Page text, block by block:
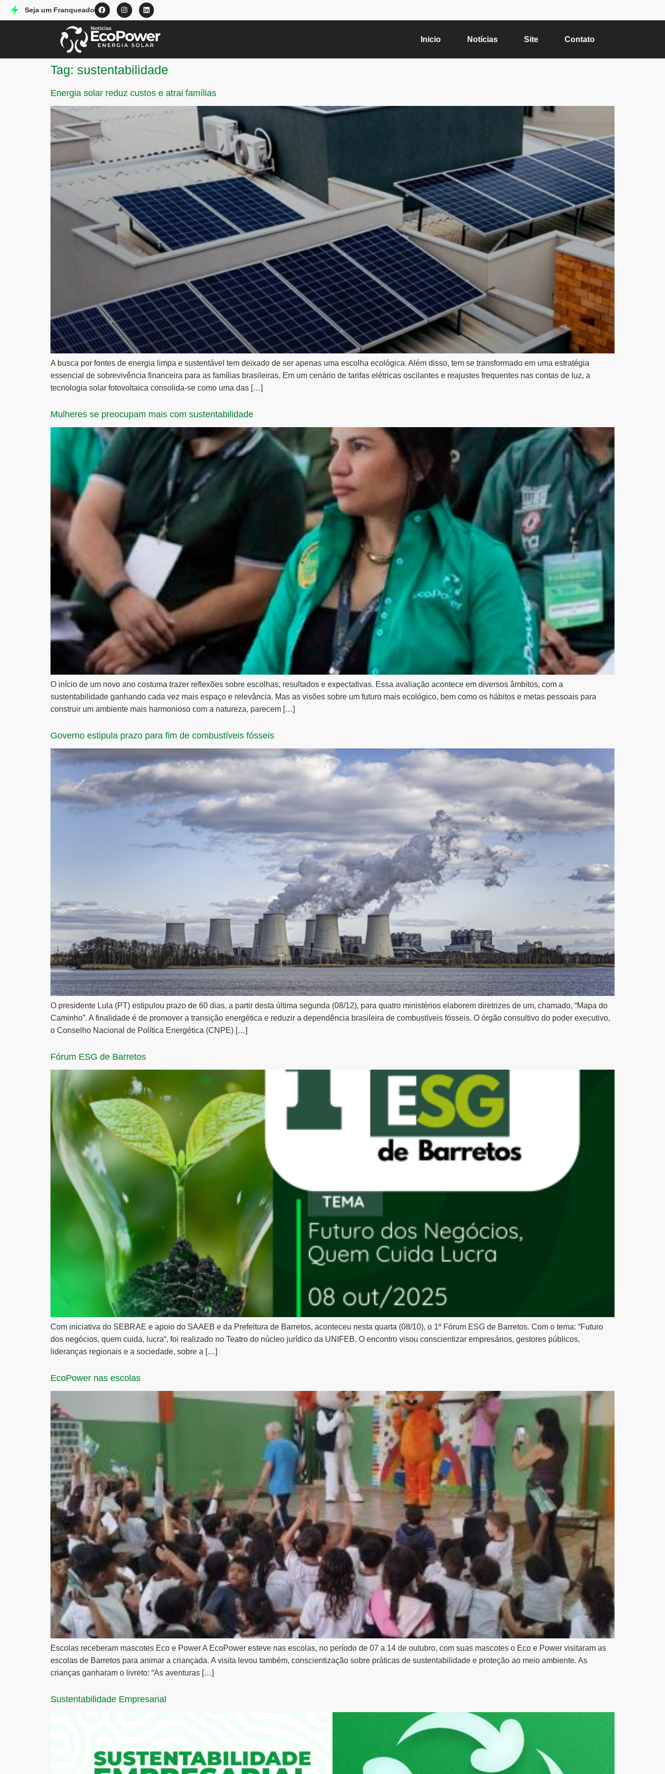
Seja um Franqueado
Inicio Notícias Site Contato
Tag: sustentabilidade
Energia solar reduz custos e atrai famílias
A busca por fontes de energia limpa e sustentável tem deixado de ser apenas uma escolha ecológica. Além disso, tem se transformado em uma estratégia
essencial de sobrevivência financeira para as famílias brasileiras. Em um cenário de tarifas elétricas oscilantes e reajustes frequentes nas contas de luz, a
tecnologia solar fotovoltaica consolida-se como uma das […]
Mulheres se preocupam mais com sustentabilidade
O início de um novo ano costuma trazer reflexões sobre escolhas, resultados e expectativas. Essa avaliação acontece em diversos âmbitos, com a
sustentabilidade ganhando cada vez mais espaço e relevância. Mas as visões sobre um futuro mais ecológico, bem como os hábitos e metas pessoais para
construir um ambiente mais harmonioso com a natureza, parecem […]
Governo estipula prazo para fim de combustíveis fósseis
O presidente Lula (PT) estipulou prazo de 60 dias, a partir desta última segunda (08/12), para quatro ministérios elaborem diretrizes de um, chamado, “Mapa do
Caminho”. A finalidade é de promover a transição energética e reduzir a dependência brasileira de combustíveis fósseis. O órgão consultivo do poder executivo,
o Conselho Nacional de Política Energética (CNPE) […]
Fórum ESG de Barretos
Com iniciativa do SEBRAE e apoio do SAAEB e da Prefeitura de Barretos, aconteceu nesta quarta (08/10), o 1º Fórum ESG de Barretos. Com o tema: “Futuro
dos negócios, quem cuida, lucra“, foi realizado no Teatro do núcleo jurídico da UNIFEB. O encontro visou conscientizar empresários, gestores públicos,
lideranças regionais e a sociedade, sobre a […]
EcoPower nas escolas
Escolas receberam mascotes Eco e Power A EcoPower esteve nas escolas, no período de 07 a 14 de outubro, com suas mascotes o Eco e Power visitaram as
escolas de Barretos para animar a criançada. A visita levou também, conscientização sobre práticas de sustentabilidade e proteção ao meio ambiente. As
crianças ganharam o livreto: “As aventuras […]
Sustentabilidade Empresarial